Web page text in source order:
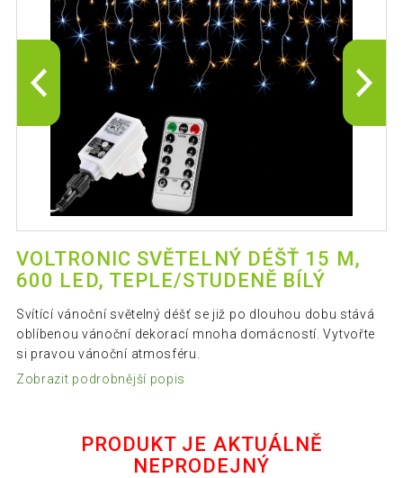
VOLTRONIC SVĚTELNÝ DÉŠŤ 15 M,
600 LED, TEPLE/STUDENĚ BÍLÝ
Svítící vánoční světelný déšť se již po dlouhou dobu stává
oblíbenou vánoční dekorací mnoha domácností. Vytvořte
si pravou vánoční atmosféru.
Zobrazit podrobnější popis
PRODUKT JE AKTUÁLNĚ
NEPRODEJNÝ